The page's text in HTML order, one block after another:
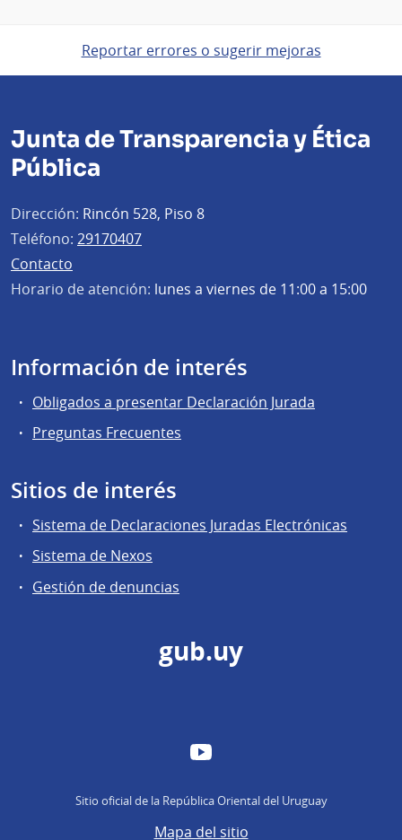
Reportar errores o sugerir mejoras
Junta de Transparencia y Ética
Pública
Dirección: Rincón 528, Piso 8
Teléfono: 29170407
Contacto
Horario de atención: lunes a viernes de 11:00 a 15:00
Información de interés
Obligados a presentar Declaración Jurada
Preguntas Frecuentes
Sitios de interés
Sistema de Declaraciones Juradas Electrónicas
Sistema de Nexos
Gestión de denuncias
gub.uy
YouTube
Sitio oficial de la República Oriental del Uruguay
Mapa del sitio